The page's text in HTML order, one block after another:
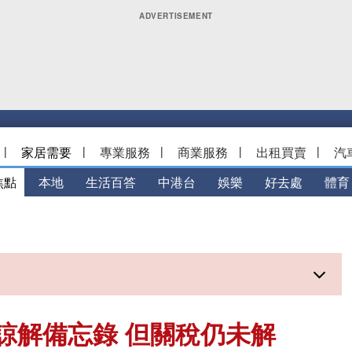
| 家居需要 | 專業服務 | 商業服務 | 出租買賣 |
汽
點
本地 生活百答 中港台 娛樂 好去處 體育
解備忘錄 但關稅仍未解